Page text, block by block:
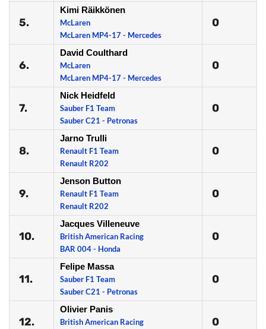
5.
Kimi Räikkönen
McLaren
McLaren MP4-17 - Mercedes
0
6.
David Coulthard
McLaren
McLaren MP4-17 - Mercedes
0
7.
Nick Heidfeld
Sauber F1 Team
Sauber C21 - Petronas
0
8.
Jarno Trulli
Renault F1 Team
Renault R202
0
9.
Jenson Button
Renault F1 Team
Renault R202
0
10.
Jacques Villeneuve
British American Racing
BAR 004 - Honda
0
11.
Felipe Massa
Sauber F1 Team
Sauber C21 - Petronas
0
12.
Olivier Panis
British American Racing
0